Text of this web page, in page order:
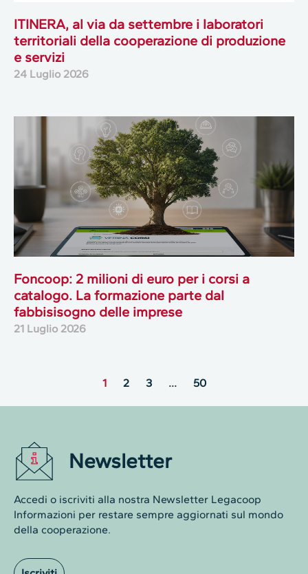
ITINERA, al via da settembre i laboratori
territoriali della cooperazione di produzione
e servizi
24 Luglio 2026
Foncoop: 2 milioni di euro per i corsi a
catalogo. La formazione parte dal
fabbisisogno delle imprese
21 Luglio 2026
1 2 3 … 50
Newsletter
Accedi o iscriviti alla nostra Newsletter Legacoop
Informazioni per restare sempre aggiornati sul mondo
della cooperazione.